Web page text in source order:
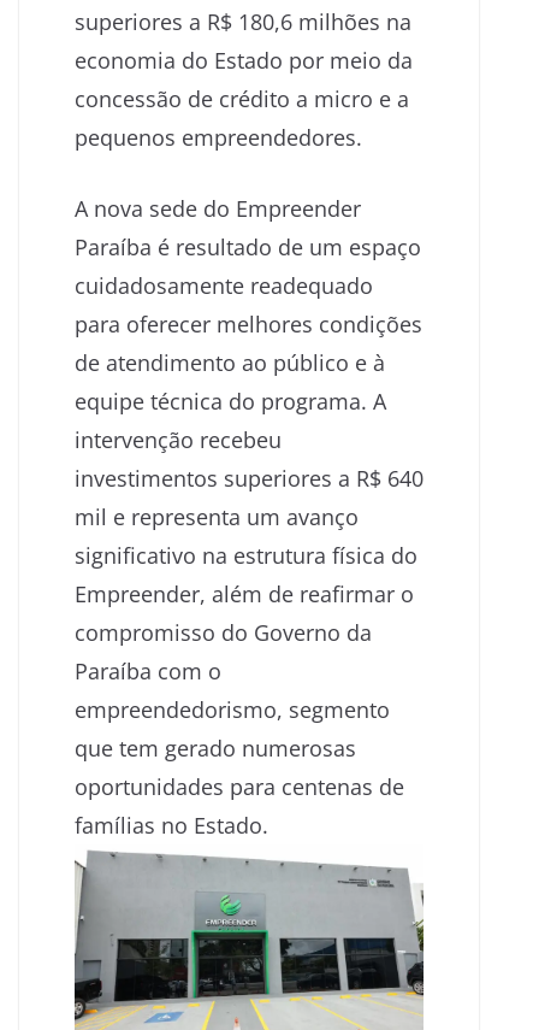
superiores a R$ 180,6 milhões na
economia do Estado por meio da
concessão de crédito a micro e a
pequenos empreendedores.
A nova sede do Empreender
Paraíba é resultado de um espaço
cuidadosamente readequado
para oferecer melhores condições
de atendimento ao público e à
equipe técnica do programa. A
intervenção recebeu
investimentos superiores a R$ 640
mil e representa um avanço
significativo na estrutura física do
Empreender, além de reafirmar o
compromisso do Governo da
Paraíba com o
empreendedorismo, segmento
que tem gerado numerosas
oportunidades para centenas de
famílias no Estado.